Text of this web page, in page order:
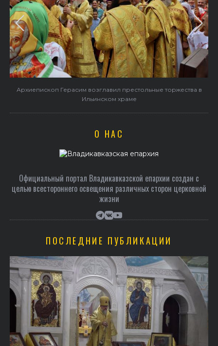
В праздник святого Серафима Саровского архиепископ
Герасим совершил Литургию в Покровском храме
О НАС
Официальный портал Владикавказской епархии создан c
целью всестороннего освещения различных сторон церковной
жизни
ПОСЛЕДНИЕ ПУБЛИКАЦИИ